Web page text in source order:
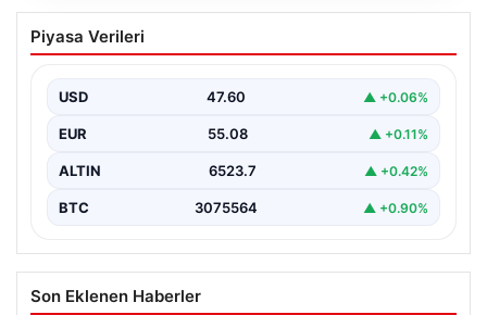
DAP Yapı’dan bir ilk! Emlak Konut
güvencesi Dap vizyonuyla kendi
Piyasa Verileri
USD 47.60 ▲ +0.06%
EUR 55.08 ▲ +0.11%
ALTIN 6523.7 ▲ +0.42%
BTC 3075564 ▲ +0.90%
Son Eklenen Haberler